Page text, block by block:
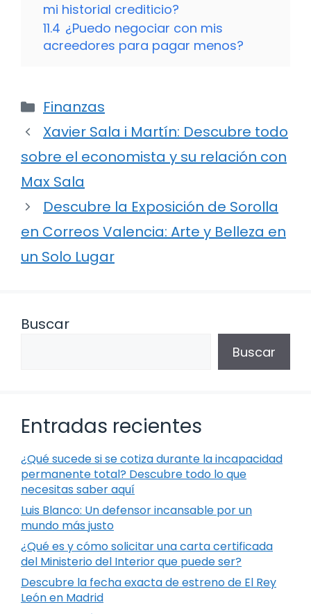
mi historial crediticio?
11.4 ¿Puedo negociar con mis
acreedores para pagar menos?
Categorías
Finanzas
Xavier Sala i Martín: Descubre todo
sobre el economista y su relación con
Max Sala
Descubre la Exposición de Sorolla
en Correos Valencia: Arte y Belleza en
un Solo Lugar
Buscar
Buscar
Entradas recientes
¿Qué sucede si se cotiza durante la incapacidad
permanente total? Descubre todo lo que
necesitas saber aquí
Luis Blanco: Un defensor incansable por un
mundo más justo
¿Qué es y cómo solicitar una carta certificada
del Ministerio del Interior que puede ser?
Descubre la fecha exacta de estreno de El Rey
León en Madrid